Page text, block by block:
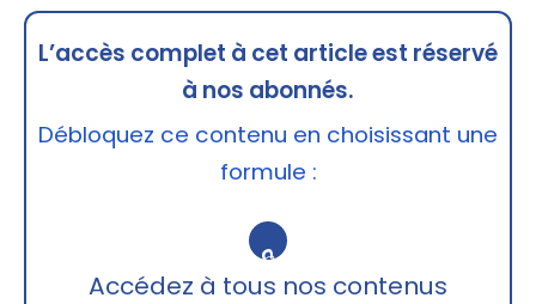
L’accès complet à cet article est réservé
à nos abonnés.
Débloquez ce contenu en choisissant une
formule :
🔒
Accédez à tous nos contenus